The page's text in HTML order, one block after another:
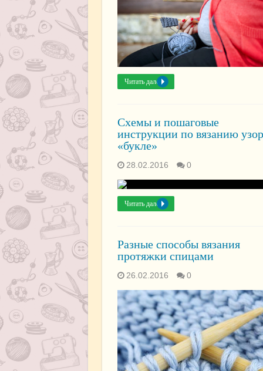
Читать далее »
Схемы и пошаговые
инструкции по вязанию
«букле»
28.02.2016 0
Читать далее »
Разные способы вязания
протяжки спицами
26.02.2016 0